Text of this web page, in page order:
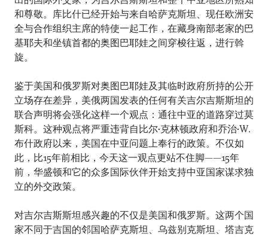
和尊敬。库比什已经开始与来自哈萨克斯坦、现任欧洲安
全与合作组织主席的特使一起工作，在藏身南部老家的巴
基耶夫和坐镇首都的奥图巴耶娃之间穿梭往返，进行斡
旋。
鉴于美国和俄罗斯对奥图巴耶娃及其临时政府所持的公开
立场存在差异，美俄两国发表的任何有关吉尔吉斯斯坦的
联合声明将会强化这样一个观点：通往中亚的道路穿过莫
斯科。这种观点将严重违背自比尔•克林顿政府和乔治•W.
布什政府以来，美国在中亚问题上奉行的政策。不仅如
此，比15年前相比，今天这一观点更站不住脚——15年
前，华盛顿和它的众多国际伙伴开始支持中亚国家谋求独
立的外交政策。
对吉尔吉斯斯坦感兴趣的不仅是美国和俄罗斯。这两个国
家不同于吉国的邻国哈萨克斯坦、乌兹别克斯坦、塔吉克